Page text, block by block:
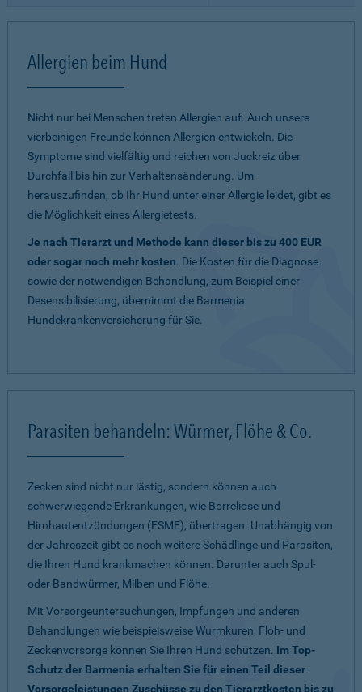
Allergien beim Hund
Nicht nur bei Menschen treten Allergien auf. Auch unsere
vierbeinigen Freunde können Allergien entwickeln. Die
Symptome sind vielfältig und reichen von Juckreiz über
Durchfall bis hin zur Verhaltensänderung. Um
herauszufinden, ob Ihr Hund unter einer Allergie leidet, gibt es
die Möglichkeit eines Allergietests.
Je nach Tierarzt und Methode kann dieser bis zu 400 EUR
oder sogar noch mehr kosten. Die Kosten für die Diagnose
sowie der notwendigen Behandlung, zum Beispiel einer
Desensibilisierung, übernimmt die Barmenia
Hundekrankenversicherung für Sie.
Parasiten behandeln: Würmer, Flöhe & Co.
Zecken sind nicht nur lästig, sondern können auch
schwerwiegende Erkrankungen, wie Borreliose und
Hirnhautentzündungen (FSME), übertragen. Unabhängig von
der Jahreszeit gibt es noch weitere Schädlinge und Parasiten,
die Ihren Hund krankmachen können. Darunter auch Spul-
oder Bandwürmer, Milben und Flöhe.
Mit Vorsorgeuntersuchungen, Impfungen und anderen
Behandlungen wie beispielsweise Wurmkuren, Floh- und
Zeckenvorsorge können Sie Ihren Hund schützen. Im Top-
Schutz der Barmenia erhalten Sie für einen Teil dieser
Vorsorgeleistungen Zuschüsse zu den Tierarztkosten bis zu